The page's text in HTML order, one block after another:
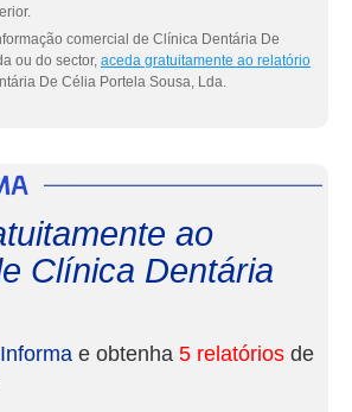
comercial de Clínica Dentária De
ou do sector, aceda gratuitamente ao relatório
De Célia Portela Sousa, Lda.
ao
Clínica Dentária
e obtenha 5 relatórios de